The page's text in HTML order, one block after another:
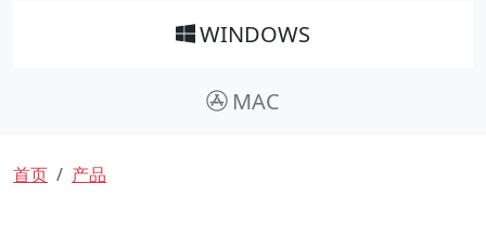
WINDOWS
MAC
面包屑
首页 产品